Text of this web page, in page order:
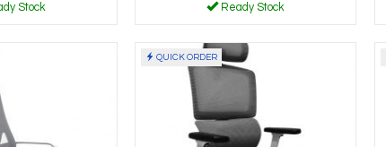
Stock Ready Stock
QUICK ORDER